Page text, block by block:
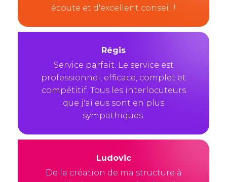
écoute et d'excellent conseil !
Régis
Service parfait. Le service est
professionnel, efficace, complet et
compétitif. Tous les interlocuteurs
que j'ai eus sont en plus
sympathiques.
Ludovic
De la création de ma structure à